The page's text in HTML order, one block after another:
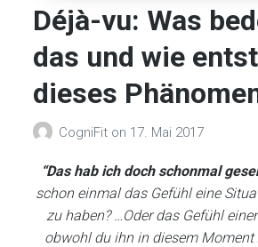
Déjà-vu: Was
das und wie
dieses
CogniFit on 17. Mai 2017
“Das hab ich doch schonmal
schon einmal das Gefühl eine
zu haben? …Oder das Gefühl
obwohl du ihn in diesem